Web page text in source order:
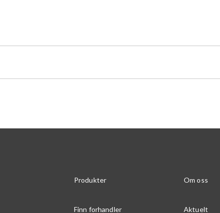
Produkter Om oss
Finn forhandler Aktuelt